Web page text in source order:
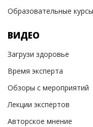
Образовательные курсы
ВИДЕО
Загрузи здоровье
Время эксперта
Обзоры с мероприятий
Лекции экспертов
Авторское мнение